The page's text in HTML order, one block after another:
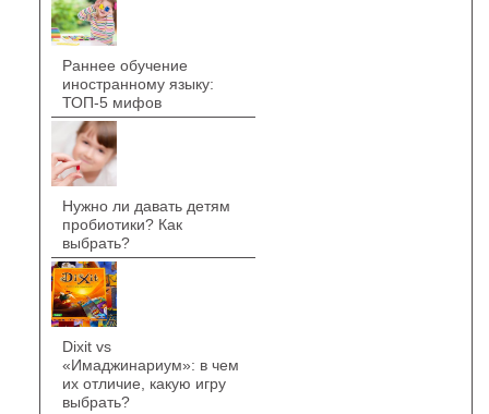
Раннее обучение
иностранному языку:
ТОП-5 мифов
Нужно ли давать детям
пробиотики? Как
выбрать?
Dixit vs
«Имаджинариум»: в чем
их отличие, какую игру
выбрать?